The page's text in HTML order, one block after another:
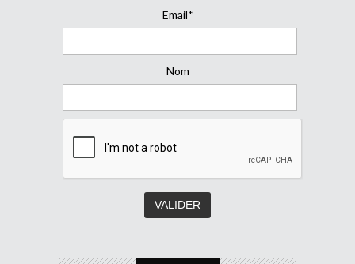
Email*
Nom